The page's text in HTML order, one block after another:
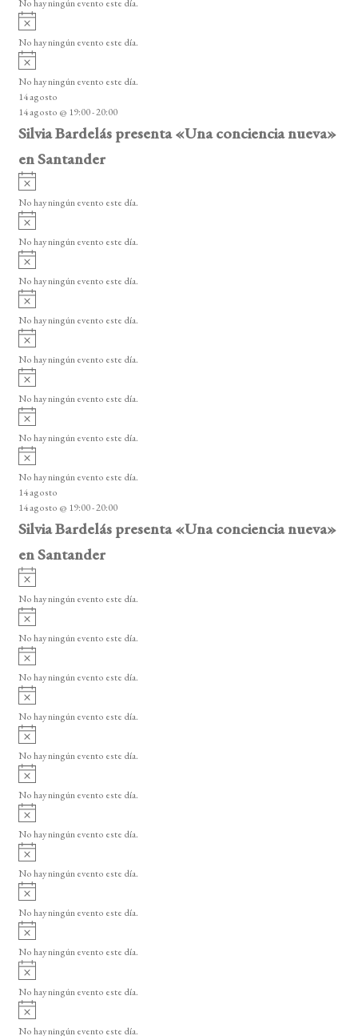
o
s
i
o
No hay ningún evento este día.
A
v
i
o
No hay ningún evento este día.
A
v
i
s
o
No hay ningún evento este día.
14 agosto
14 agosto @ 19:00-20:00
Silvia Bardelás presenta «Una conciencia nueva»
en Santander
A
v
i
o
No hay ningún evento este día.
A
v
i
o
No hay ningún evento este día.
A
v
i
o
No hay ningún evento este día.
A
v
i
o
No hay ningún evento este día.
A
v
i
o
No hay ningún evento este día.
A
v
i
o
No hay ningún evento este día.
A
v
i
o
No hay ningún evento este día.
A
v
i
s
o
No hay ningún evento este día.
14 agosto
14 agosto @ 19:00-20:00
Silvia Bardelás presenta «Una conciencia nueva»
en Santander
A
v
i
o
No hay ningún evento este día.
A
v
i
o
No hay ningún evento este día.
A
v
i
o
No hay ningún evento este día.
A
v
i
o
No hay ningún evento este día.
A
v
i
o
No hay ningún evento este día.
A
v
i
o
No hay ningún evento este día.
A
v
i
o
No hay ningún evento este día.
A
v
i
o
No hay ningún evento este día.
A
v
i
o
No hay ningún evento este día.
A
v
i
o
No hay ningún evento este día.
A
v
i
o
No hay ningún evento este día.
A
v
No hay ningún evento este día.